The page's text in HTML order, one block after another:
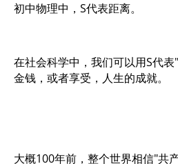
初中物理中，S代表距离。
在社会科学中，我们可以用S代
金钱，或者享受，人生的成就。
大概100年前，整个世界相信"共